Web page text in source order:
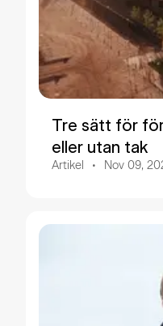
Tre sätt för
eller utan tak
Artikel Nov 09,